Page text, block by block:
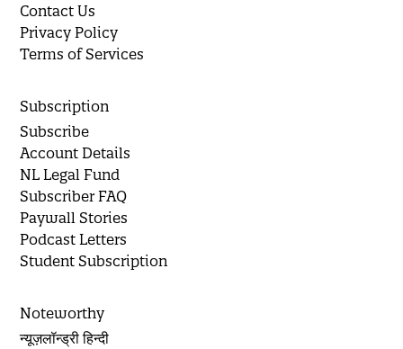
Contact Us
Privacy Policy
Terms of Services
Subscription
Subscribe
Account Details
NL Legal Fund
Subscriber FAQ
Paywall Stories
Podcast Letters
Student Subscription
Noteworthy
न्यूज़लॉन्ड्री हिन्दी